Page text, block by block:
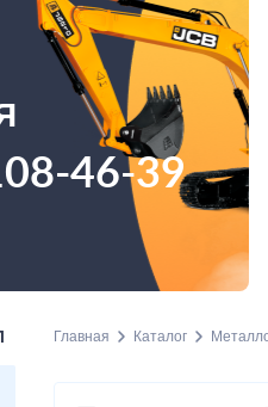
46-39
Главная Каталог